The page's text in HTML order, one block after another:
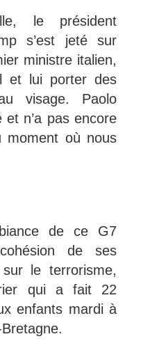
le président
s’est jeté sur
ministre italien,
et lui porter des
visage. Paolo
et n’a pas encore
moment où nous
de ce G7
de ses
le terrorisme,
qui a fait 22
enfants mardi à